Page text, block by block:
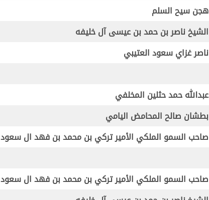
هجن سيح السلم
الشيخ ناصر بن حمد بن عيسى آل خليفه
ناصر غزاي سعود العتيبي
عبدالله حمد حثلين المخلفي
بطشان صالح المحامض اليامي
صاحب السمو الملكي الأمير تركي بن محمد بن فهد ال سعود
صاحب السمو الملكي الأمير تركي بن محمد بن فهد ال سعود